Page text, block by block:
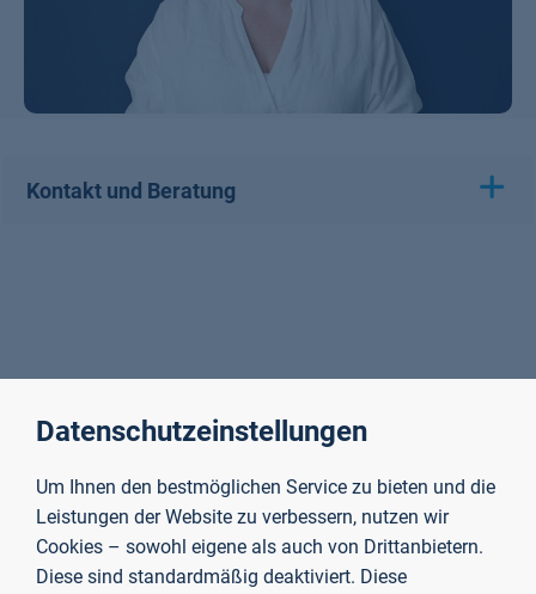
Kontakt und Beratung
Datenschutzeinstellungen
Um Ihnen den bestmöglichen Service zu bieten und die
Leistungen der Website zu verbessern, nutzen wir
Cookies – sowohl eigene als auch von Drittanbietern.
Diese sind standardmäßig deaktiviert. Diese